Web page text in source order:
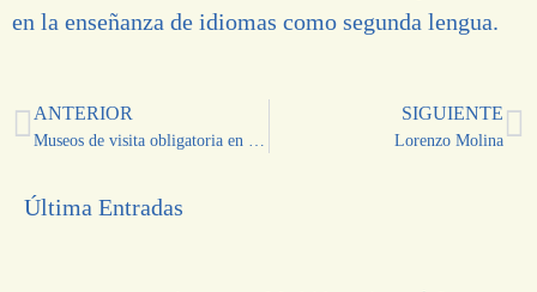
en la enseñanza de idiomas como segunda lengua.
ANTERIOR SIGUIENTE
Lorenzo Molina
Última Entradas